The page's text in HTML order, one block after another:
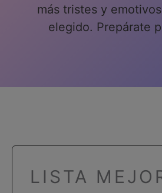
más tristes y
elegido. Prepárate
LISTA